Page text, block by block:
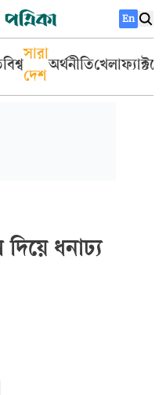
En
বিশ্ব
সারা
দেশ
অর্থনীতিখেলা
দিয়ে ধনাঢ্য